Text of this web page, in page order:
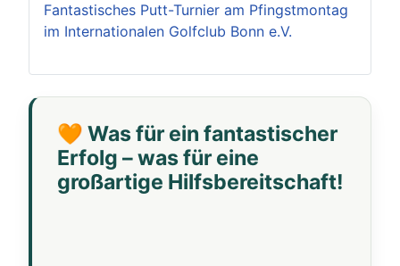
Fantastisches Putt-Turnier am Pfingstmontag
im Internationalen Golfclub Bonn e.V.
🧡 Was für ein fantastischer
Erfolg – was für eine
großartige Hilfsbereitschaft!